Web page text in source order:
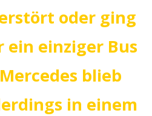
oder ging
ein einziger Bus
blieb
in einem